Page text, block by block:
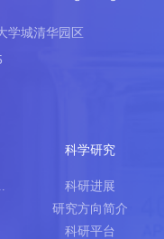
学城清华园区
科学研究
科研进展
研究方向简介
科研平台